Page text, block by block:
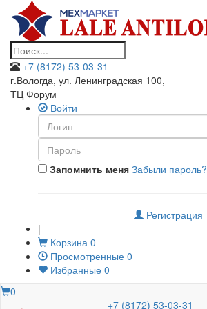
+7 (8172) 53-03-31
г.Вологда, ул. Ленинградская 100,
ТЦ Форум
Войти
Запомнить меня Забыли пароль?
Регистрация
|
Корзина 0
Просмотренные 0
Избранные 0
0
+7 (8172) 53-03-31